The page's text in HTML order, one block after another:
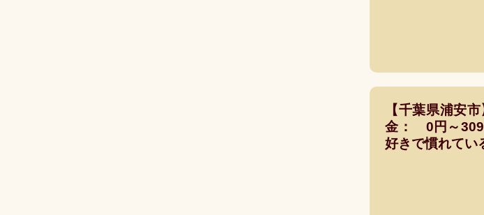
【千葉県浦
金： 0円～
好きで慣れてい